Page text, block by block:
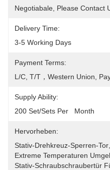
Negotiabale, Please Contact
Delivery Time:
3-5 Working Days
Payment Terms:
L/C, T/T，Western Union,
Supply Ability:
200 Set/Sets Per   Month
Hervorheben:
Stativ-Drehkreuz-Sperren-Tor
Extreme Temperaturen
Stativ-Schraubschraubertür